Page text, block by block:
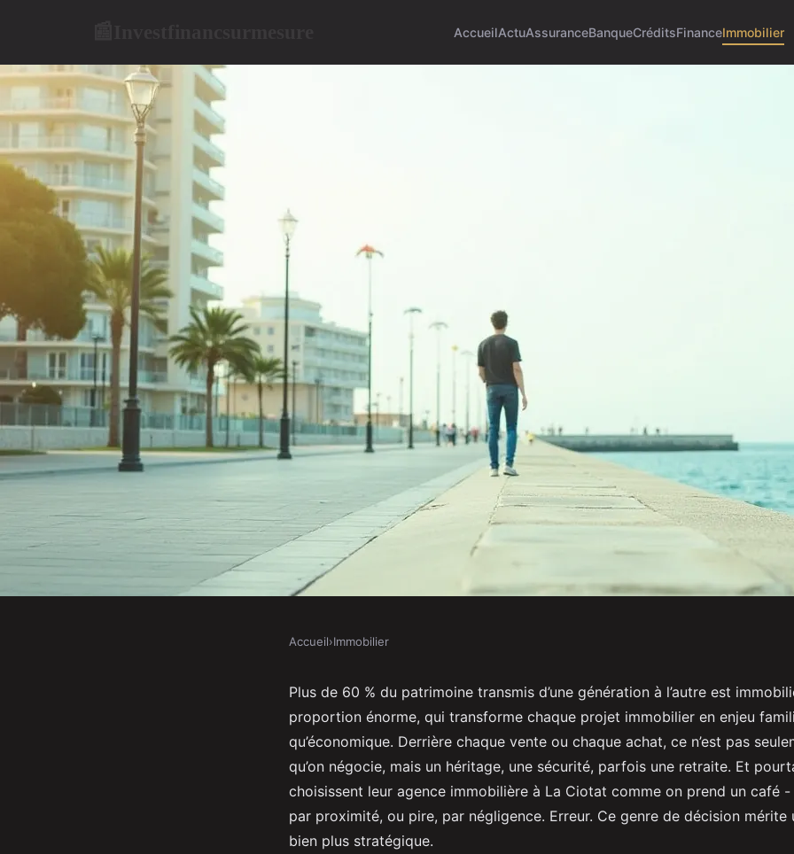
AccueilActuAssuranceBanqueCréditsFinanceImmobilier
Comment choisir votre agence
immobilière à La Ciotat ?
Accueil›Immobilier
Plus de 60 % du patrimoine transmis d’une génération à l’autre est
proportion énorme, qui transforme chaque projet immobilier en enjeu
qu’économique. Derrière chaque vente ou chaque achat, ce n’est pas
qu’on négocie, mais un héritage, une sécurité, parfois une retraite. Et
choisissent leur agence immobilière à La Ciotat comme on prend un café
par proximité, ou pire, par négligence. Erreur. Ce genre de décision mérite
bien plus stratégique.